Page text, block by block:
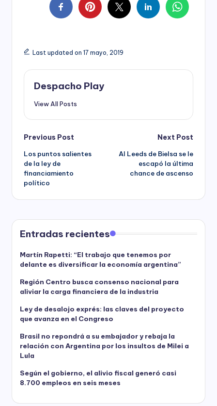
Last updated on 17 mayo, 2019
Despacho Play
View All Posts
Post
navigation
Previous Post
Los puntos salientes
de la ley de
financiamiento
político
Next Post
Al Leeds de Bielsa se le
escapó la última
chance de ascenso
Entradas recientes
Martín Rapetti: “El trabajo que tenemos por
delante es diversificar la economía argentina”
Región Centro busca consenso nacional para
aliviar la carga financiera de la industria
Ley de desalojo exprés: las claves del proyecto
que avanza en el Congreso
Brasil no repondrá a su embajador y rebaja la
relación con Argentina por los insultos de Milei a
Lula
Según el gobierno, el alivio fiscal generó casi
8.700 empleos en seis meses